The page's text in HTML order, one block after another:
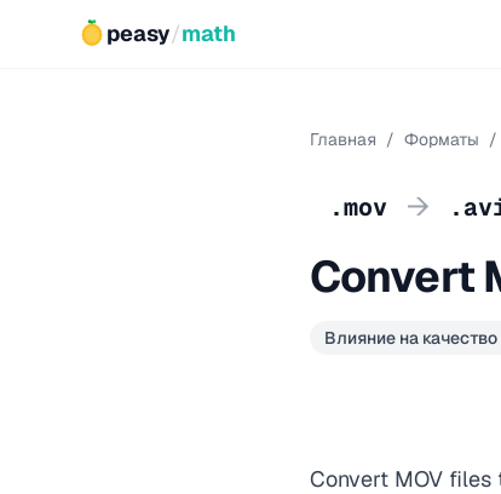
peasy/math
Главная / Форматы /
.mov →
Convert
Влияние на
Convert MOV files